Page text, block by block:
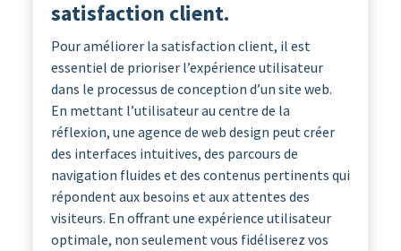
satisfaction client.
Pour améliorer la satisfaction client, il est
essentiel de prioriser l’expérience utilisateur
dans le processus de conception d’un site web.
En mettant l’utilisateur au centre de la
réflexion, une agence de web design peut créer
des interfaces intuitives, des parcours de
navigation fluides et des contenus pertinents qui
répondent aux besoins et aux attentes des
visiteurs. En offrant une expérience utilisateur
optimale, non seulement vous fidéliserez vos